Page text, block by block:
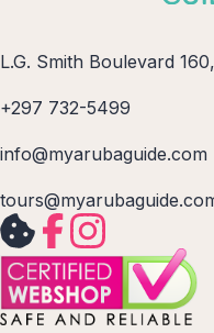
L.G. Smith Boulevard
+297 732-5499
info@myarubaguide.com